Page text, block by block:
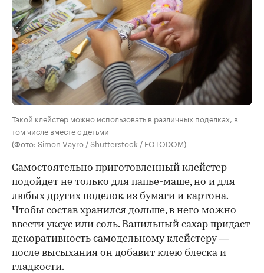
Такой клейстер можно использовать в различных поделках, в
том числе вместе с детьми
(Фото: Simon Vayro / Shutterstock / FOTODOM)
Самостоятельно приготовленный клейстер
подойдет не только для папье-маше, но и для
любых других поделок из бумаги и картона.
Чтобы состав хранился дольше, в него можно
ввести уксус или соль. Ванильный сахар придаст
декоративность самодельному клейстеру —
после высыхания он добавит клею блеска и
гладкости.